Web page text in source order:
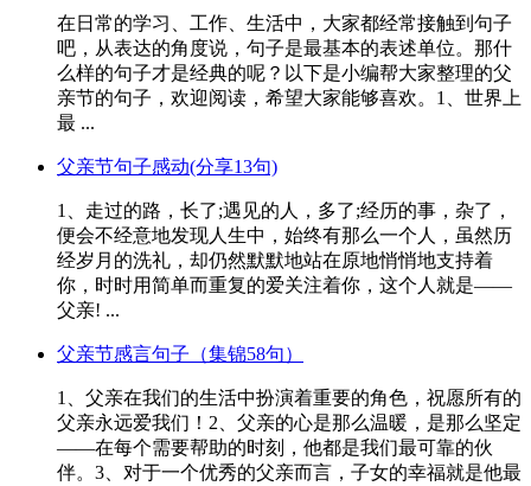
在日常的学习、工作、生活中，大家都经常接触到句子
吧，从表达的角度说，句子是最基本的表述单位。那什
么样的句子才是经典的呢？以下是小编帮大家整理的父
亲节的句子，欢迎阅读，希望大家能够喜欢。1、世界上
最 ...
父亲节句子感动(分享13句)
1、走过的路，长了;遇见的人，多了;经历的事，杂了，
便会不经意地发现人生中，始终有那么一个人，虽然历
经岁月的洗礼，却仍然默默地站在原地悄悄地支持着
你，时时用简单而重复的爱关注着你，这个人就是——
父亲! ...
父亲节感言句子（集锦58句）
1、父亲在我们的生活中扮演着重要的角色，祝愿所有的
父亲永远爱我们！2、父亲的心是那么温暖，是那么坚定
——在每个需要帮助的时刻，他都是我们最可靠的伙
伴。3、对于一个优秀的父亲而言，子女的幸福就是他最